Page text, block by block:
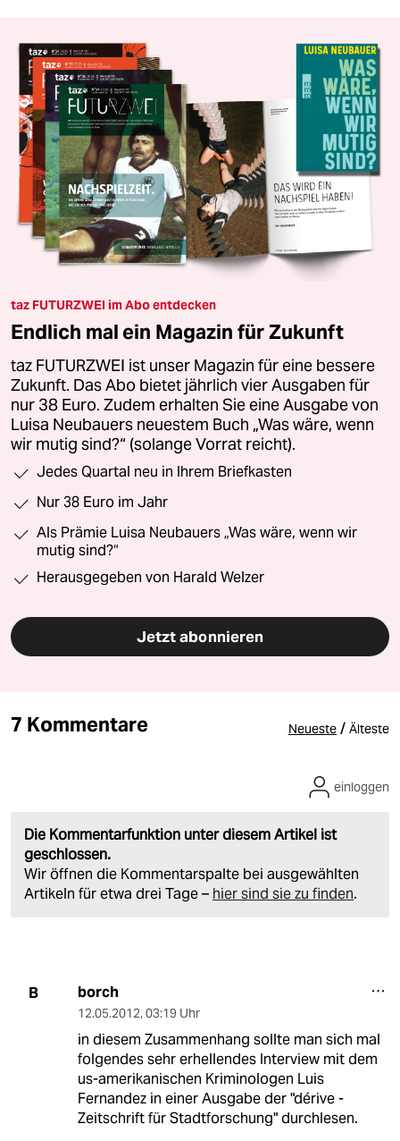
taz FUTURZWEI im Abo entdecken
Endlich mal ein Magazin für Zukunft
taz FUTURZWEI ist unser Magazin für eine bessere
Zukunft. Das Abo bietet jährlich vier Ausgaben für
nur 38 Euro. Zudem erhalten Sie eine Ausgabe von
Luisa Neubauers neuestem Buch „Was wäre, wenn
wir mutig sind?“ (solange Vorrat reicht).
Jedes Quartal neu in Ihrem Briefkasten
Nur 38 Euro im Jahr
Als Prämie Luisa Neubauers „Was wäre, wenn wir
mutig sind?“
Herausgegeben von Harald Welzer
Jetzt abonnieren
7 Kommentare Neueste / Älteste
Die Kommentarfunktion unter diesem Artikel ist
geschlossen.
Wir öffnen die Kommentarspalte bei ausgewählten
Artikeln für etwa drei Tage – hier sind sie zu finden.
einloggen
B borch
12.05.2012, 03:19 Uhr
in diesem Zusammenhang sollte man sich mal
folgendes sehr erhellendes Interview mit dem
us-amerikanischen Kriminologen Luis
Fernandez in einer Ausgabe der "dérive -
Zeitschrift für Stadtforschung" durchlesen.